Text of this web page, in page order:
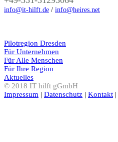
info@it-hilft.de / info@heires.net
Pilotregion Dresden
Für Unternehmen
Für Alle Menschen
Für Ihre Region
Aktuelles
© 2018 IT hilft gGmbH
Impressum | Datenschutz | Kontakt |